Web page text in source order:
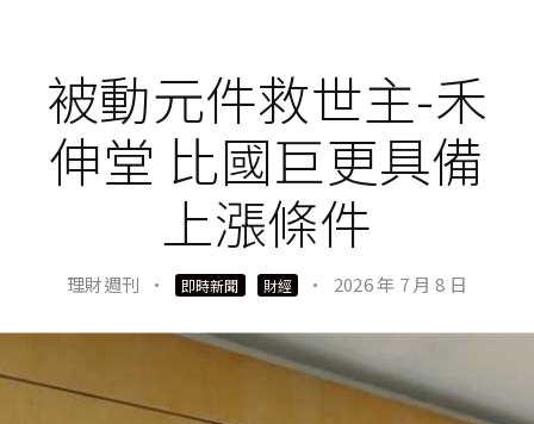
被動元件救世主-禾
伸堂 比國巨更具備
上漲條件
理財週刊 · 即時新聞 財經 · 2026 年 7 月 8 日